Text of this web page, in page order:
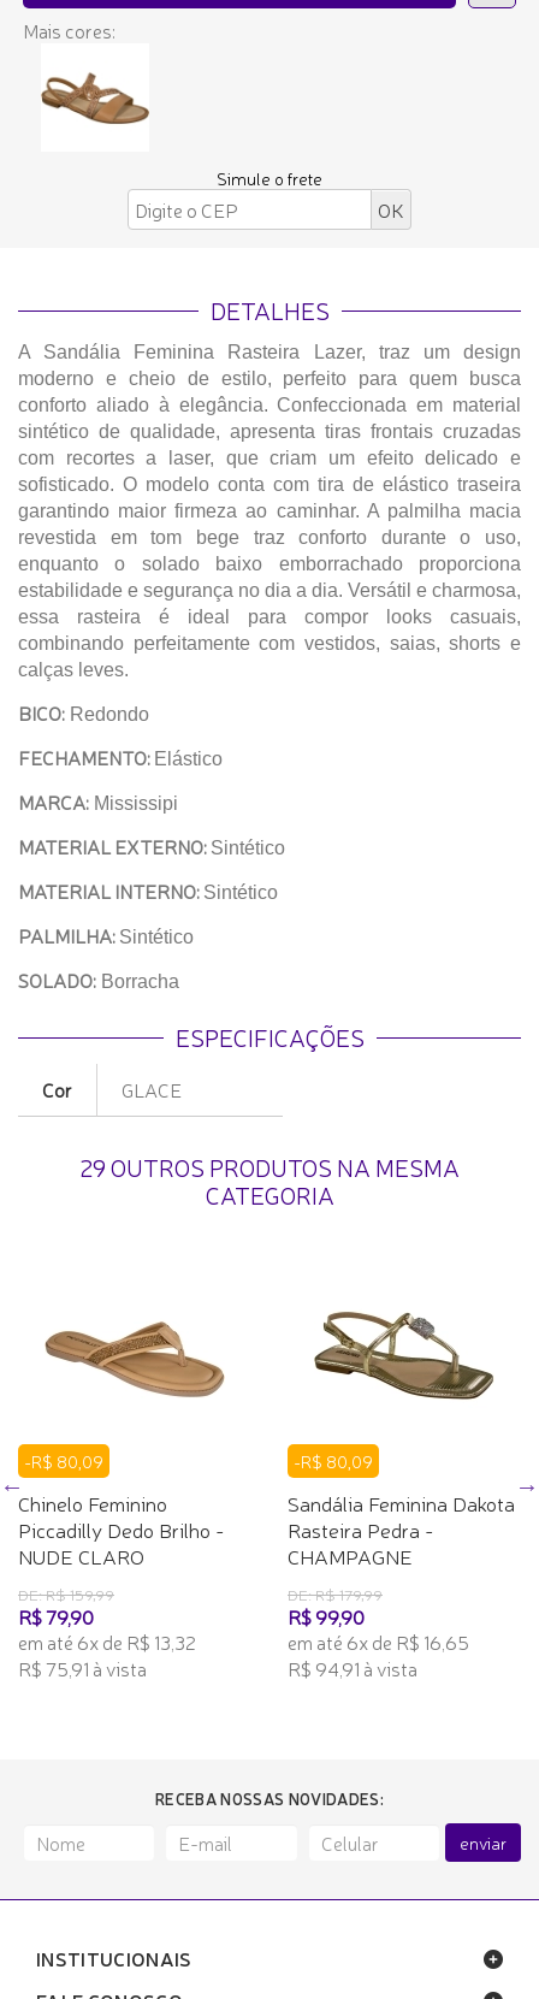
Mais cores:
Simule o frete
DETALHES
A Sandália Feminina Rasteira Lazer, traz um design
moderno e cheio de estilo, perfeito para quem busca
conforto aliado à elegância. Confeccionada em material
sintético de qualidade, apresenta tiras frontais cruzadas
com recortes a laser, que criam um efeito delicado e
sofisticado. O modelo conta com tira de elástico traseira
garantindo maior firmeza ao caminhar. A palmilha macia
revestida em tom bege traz conforto durante o uso,
enquanto o solado baixo emborrachado proporciona
estabilidade e segurança no dia a dia. Versátil e charmosa,
essa rasteira é ideal para compor looks casuais,
combinando perfeitamente com vestidos, saias, shorts e
calças leves.
BICO: Redondo
FECHAMENTO: Elástico
MARCA: Mississipi
MATERIAL EXTERNO: Sintético
MATERIAL INTERNO: Sintético
PALMILHA: Sintético
SOLADO: Borracha
ESPECIFICAÇÕES
Cor GLACE
29 OUTROS PRODUTOS NA MESMA
CATEGORIA
-R$ 80,09
Chinelo Feminino
Piccadilly Dedo Brilho -
NUDE CLARO
DE: R$ 159,99
R$ 79,90
em até 6x de R$ 13,32
R$ 75,91 à vista
-R$ 80,09
Sandália Feminina Dakota
Rasteira Pedra -
CHAMPAGNE
DE: R$ 179,99
R$ 99,90
em até 6x de R$ 16,65
R$ 94,91 à vista
RECEBA NOSSAS NOVIDADES:
enviar
INSTITUCIONAIS